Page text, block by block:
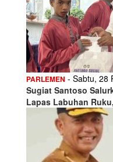
PARLEMEN - Sabtu, 28
Sugiat Santoso
Lapas Labuhan